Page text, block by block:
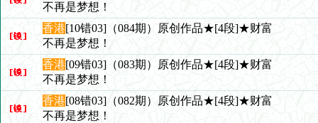
不再是梦想！
香港[10错03]（084期）原创作品★[4段]★财富
不再是梦想！
香港[09错03]（083期）原创作品★[4段]★财富
不再是梦想！
香港[08错03]（082期）原创作品★[4段]★财富
不再是梦想！